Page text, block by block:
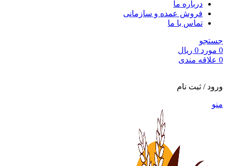
درباره ما
فروش عمده و سازمانی
تماس با ما
جستجو
0 مورد 0 ریال
0 علاقه مندی
ورود / ثبت نام
منو